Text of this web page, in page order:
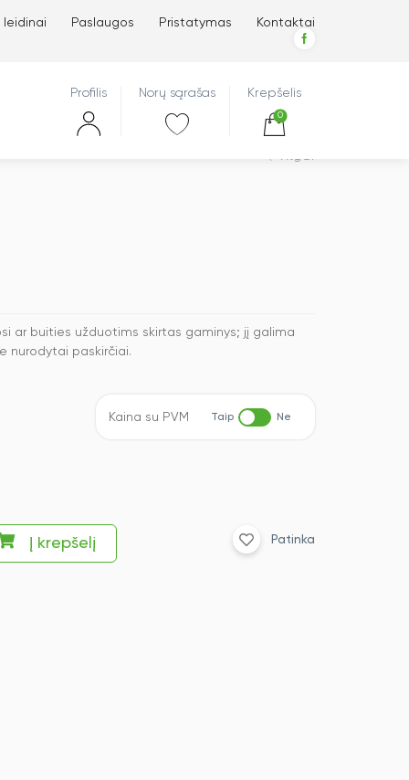
leidinai Paslaugos Pristatymas Kontaktai
Profilis Norų sąrašas Krepšelis
0
Atgal
ar buities užduotims skirtas gaminys; jį galima
nurodytai paskirčiai.
Kaina su PVM Taip Ne
Į krepšelį Patinka